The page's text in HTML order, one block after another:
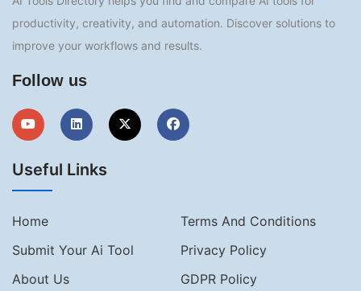
productivity, creativity, and automation. Discover solutions to
improve your workflows and results.
Follow us
Useful Links
Home
Terms And Conditions
Submit Your Ai Tool
Privacy Policy
About Us
GDPR Policy